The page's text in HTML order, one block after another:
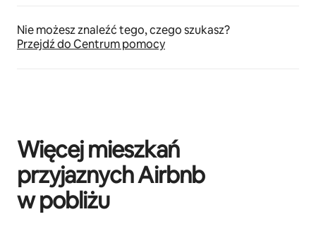
Nie możesz znaleźć tego, czego szukasz?
Przejdź do Centrum pomocy
Więcej mieszkań
przyjaznych Airbnb
w pobliżu